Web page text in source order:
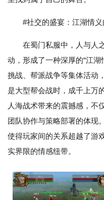
#社交的盛宴：江湖情义
在蜀门私服中，人与人
动，形成了一种深厚的“江
挑战、帮派战争等集体活动
是大型帮会战时，成千上万
人海战术带来的震撼感，不
团队协作与策略部署的体现
使得玩家间的关系超越了游
实界限的情感纽带。